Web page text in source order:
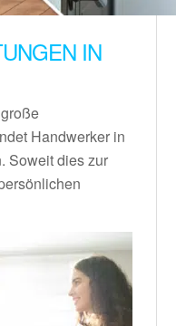
IN
Handwerker in
Soweit dies zur